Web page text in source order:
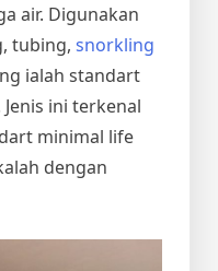
air. Digunakan
tubing, snorkling
ialah standart
ini terkenal
minimal life
dengan